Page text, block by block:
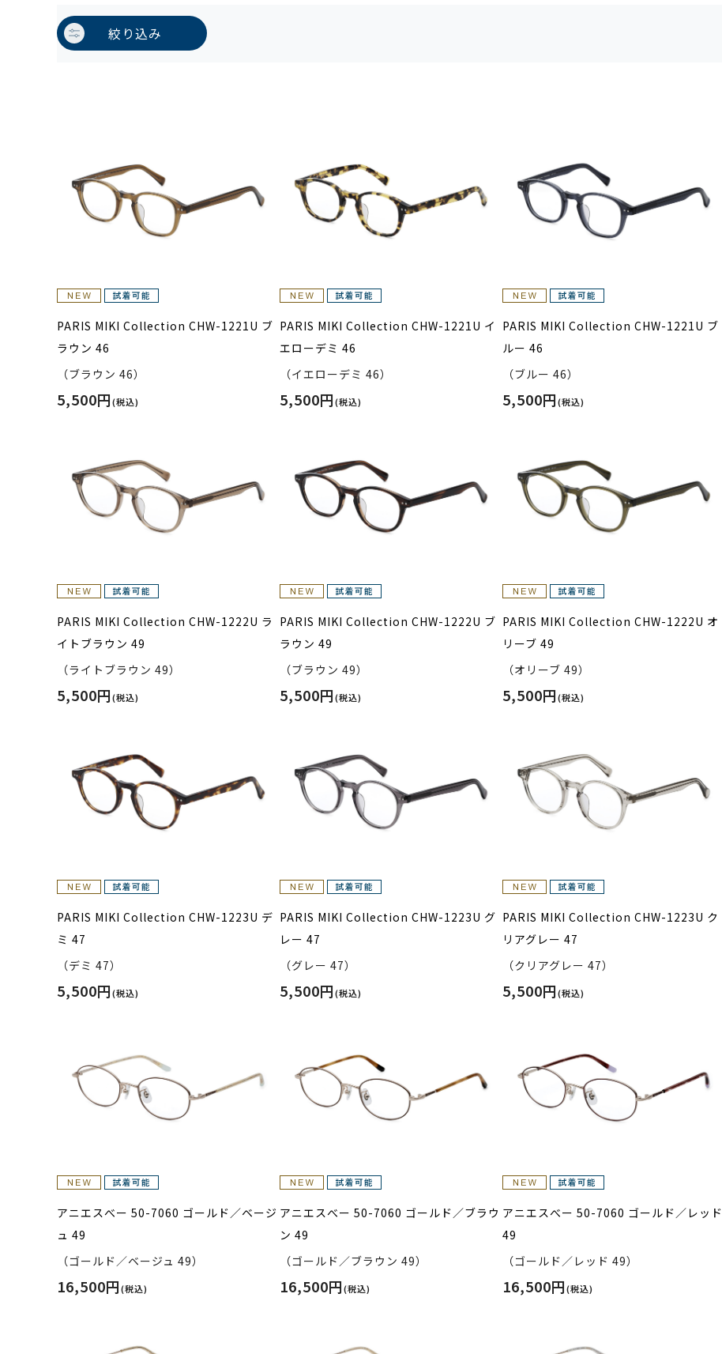
絞り込み
PARIS MIKI Collection CHW-1221U ブ
ラウン 46
（ブラウン 46）
5,500円(税込)
PARIS MIKI Collection CHW-1221U イ
エローデミ 46
（イエローデミ 46）
5,500円(税込)
PARIS MIKI Collection CHW-1221U ブ
ルー 46
（ブルー 46）
5,500円(税込)
PARIS MIKI Collection CHW-1222U ラ
イトブラウン 49
（ライトブラウン 49）
5,500円(税込)
PARIS MIKI Collection CHW-1222U ブ
ラウン 49
（ブラウン 49）
5,500円(税込)
PARIS MIKI Collection CHW-1222U オ
リーブ 49
（オリーブ 49）
5,500円(税込)
PARIS MIKI Collection CHW-1223U デ
ミ 47
（デミ 47）
5,500円(税込)
PARIS MIKI Collection CHW-1223U グ
レー 47
（グレー 47）
5,500円(税込)
PARIS MIKI Collection CHW-1223U ク
リアグレー 47
（クリアグレー 47）
5,500円(税込)
アニエスべー 50-7060 ゴールド／ベージ
ュ 49
（ゴールド／ベージュ 49）
16,500円(税込)
アニエスべー 50-7060 ゴールド／ブラウ
ン 49
（ゴールド／ブラウン 49）
16,500円(税込)
アニエスべー 50-7060 ゴールド／レッド
49
（ゴールド／レッド 49）
16,500円(税込)